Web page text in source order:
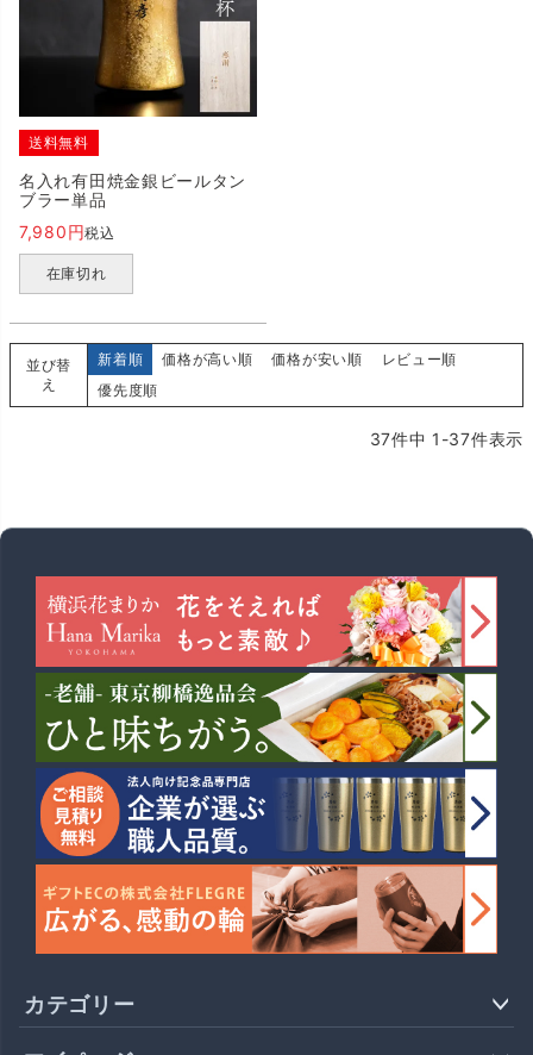
送料無料
名入れ有田焼金銀ビールタン
ブラー単品
7,980
税込
在庫切れ
並び替
え
新着順 価格が高い順 価格が安い順
レビュー順
優先度順
37件中 1 -37件表示
カテゴリー